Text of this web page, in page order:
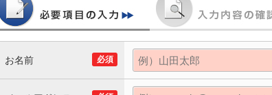
必須
お名前